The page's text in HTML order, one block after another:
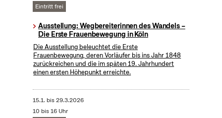
Eintritt frei
Ausstellung: Wegbereiterinnen des Wandels –
Die Erste Frauenbewegung in Köln
Die Ausstellung beleuchtet die Erste
Frauenbewegung, deren Vorläufer bis ins Jahr 1848
zurückreichen und die im späten 19. Jahrhundert
einen ersten Höhepunkt erreichte.
15.1. bis29.3.2026
10 bis 16 Uhr